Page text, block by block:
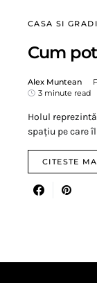
CASA SI
Cum
Alex Muntean
3 minute read
Holul
spațiu pe care
CITESTE